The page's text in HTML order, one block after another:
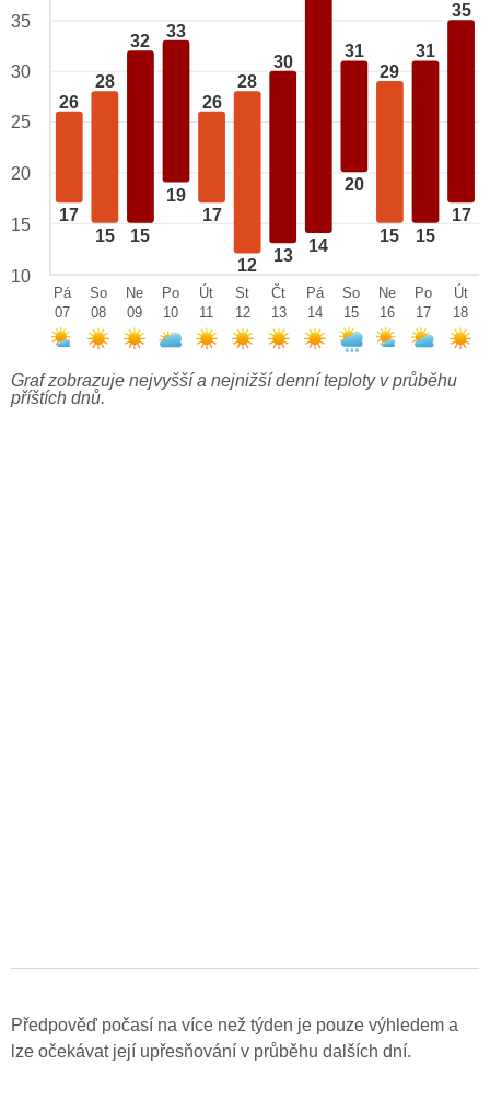
26
17
28
15
32
15
33
19
26
17
28
12
30
13
14
31
20
29
15
31
15
35
17
35
30
25
20
15
10
Pá
07
So
08
Ne
09
Po
10
Út
11
St
12
Čt
13
Pá
14
So
15
Ne
16
Po
17
Út
18
Graf zobrazuje nejvyšší a nejnižší denní teploty v průběhu
příštích dnů.
Předpověď počasí na více než týden je pouze výhledem a
lze očekávat její upřesňování v průběhu dalších dní.